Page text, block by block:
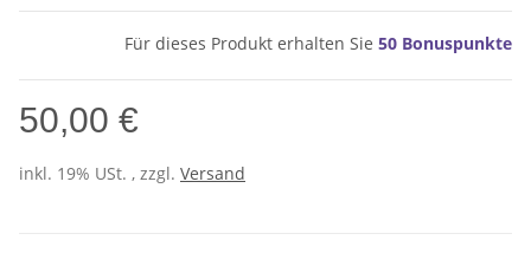
Für dieses Produkt erhalten Sie 50 Bonuspunkte
50,00 €
inkl. 19% USt. , zzgl. Versand